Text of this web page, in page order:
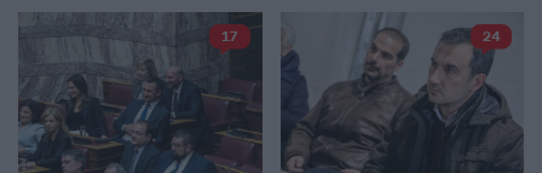
17 24